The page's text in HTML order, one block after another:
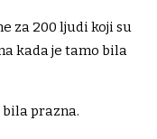
za 200 ljudi koji su
kada je tamo bila
prazna.